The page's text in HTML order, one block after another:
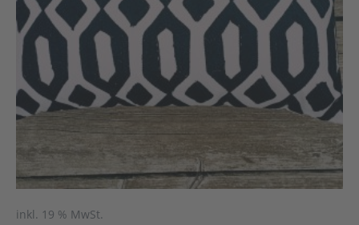
inkl. 19 % MwSt.